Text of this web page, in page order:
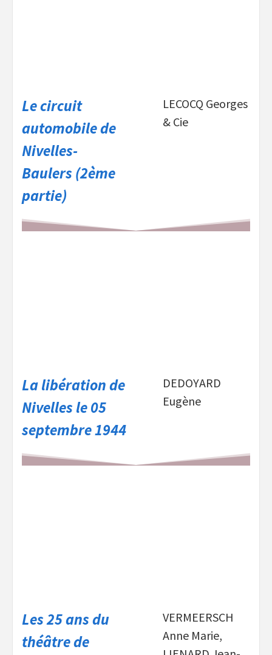
Le circuit
automobile de
Nivelles-
Baulers (2ème
partie)
LECOCQ Georges
& Cie
La libération de
Nivelles le 05
septembre 1944
DEDOYARD
Eugène
Les 25 ans du
théâtre de
VERMEERSCH
Anne Marie,